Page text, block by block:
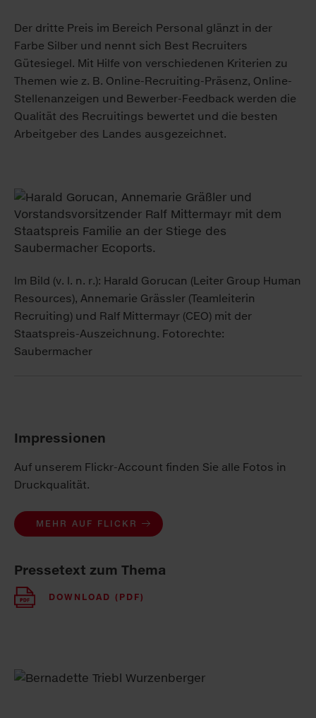
Der dritte Preis im Bereich Personal glänzt in der
Farbe Silber und nennt sich Best Recruiters
Gütesiegel. Mit Hilfe von verschiedenen Kriterien zu
Themen wie z. B. Online-Recruiting-Präsenz, Online-
Stellenanzeigen und Bewerber-Feedback werden die
Qualität des Recruitings bewertet und die besten
Arbeitgeber des Landes ausgezeichnet.
Im Bild (v. l. n. r.): Harald Gorucan (Leiter Group Human
Resources), Annemarie Grässler (Teamleiterin
Recruiting) und Ralf Mittermayr (CEO) mit der
Staatspreis-Auszeichnung. Fotorechte:
Saubermacher
Impressionen
Auf unserem Flickr-Account finden Sie alle Fotos in
Druckqualität.
MEHR AUF FLICKR
Pressetext zum Thema
DOWNLOAD (PDF)